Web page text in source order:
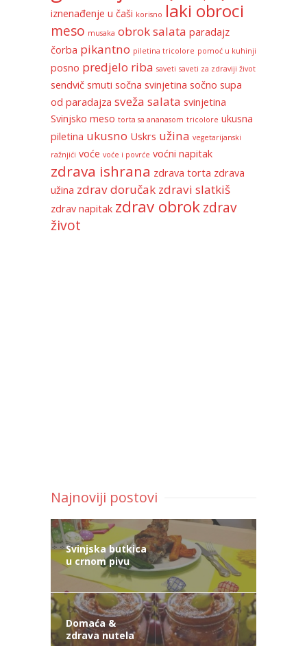
iznenađenje u čaši korisno laki obroci
meso musaka obrok salata paradajz
čorba pikantno piletina tricolore pomoć u kuhinji
posno predjelo riba saveti saveti za zdraviji život
sendvič smuti sočna svinjetina sočno supa
od paradajza sveža salata svinjetina
Svinjsko meso torta sa ananasom tricolore ukusna
piletina ukusno Uskrs užina vegetarijanski
ražnjići voće voće i povrće voćni napitak
zdrava ishrana zdrava torta zdrava
užina zdrav doručak zdravi slatkiš
zdrav napitak zdrav obrokzdrav
život
Najnoviji postovi
Svinjska butkica
u crnom pivu
Domaća &
zdrava nutela